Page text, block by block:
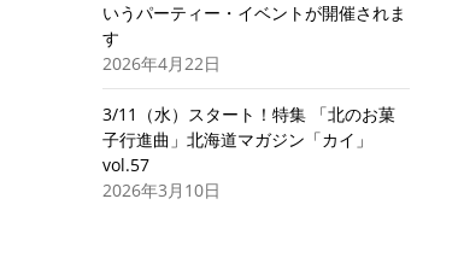
いうパーティー・イベントが開催されま
す
2026年4月22日
3/11（水）スタート！特集 「北のお菓
子行進曲」北海道マガジン「カイ」
vol.57
2026年3月10日